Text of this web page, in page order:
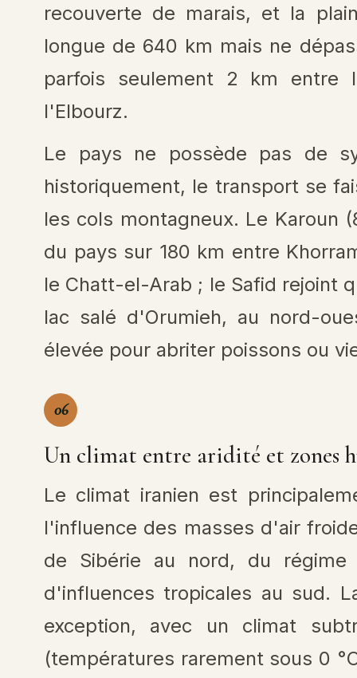
recouverte de marais, et la
longue de 640 km mais ne
parfois seulement 2 km
l'Elbourz.
Le pays ne possède pas de
historiquement, le transport se
les cols montagneux. Le Karoun
du pays sur 180 km entre
le Chatt-el-Arab ; le Safid rejoint
lac salé d'Orumieh, au nord-
élevée pour abriter poissons ou
06
Un climat entre aridité et zones
Le climat iranien est
l'influence des masses d'air
de Sibérie au nord, du
d'influences tropicales au sud.
exception, avec un climat
(températures rarement sous 0